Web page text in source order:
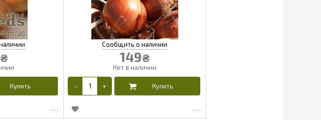
₴ 149₴